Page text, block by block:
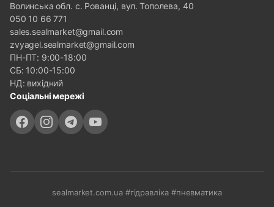
Волинська обл. с. Рованці, вул. Тополева, 40
050 10 66 771
sales.sealmarket@gmail.com
zvyagel.sealmarket@gmail.com
ПН-ПТ: 9:00-18:00
СБ: 10:00-15:00
НД: вихідний
Соціальні мережі
sealmarket.com.ua #гідравліка #пневматика